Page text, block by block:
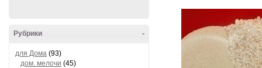
-
Рубрики
для Дома (93)
дом. мелочи (45)